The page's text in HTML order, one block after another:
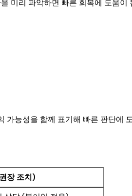
미리 파악하면 빠른 회복에 도움이
가능성을 함께 표기해 빠른 판단에
장 조치)